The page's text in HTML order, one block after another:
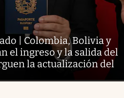
| Colombia, Bolivia y
el ingreso y la salida del
la actualización del